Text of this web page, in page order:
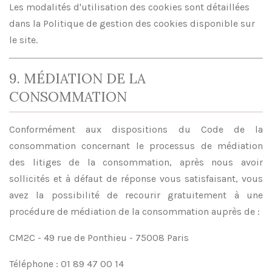
Les modalités d'utilisation des cookies sont détaillées
dans la Politique de gestion des cookies disponible sur
le site.
9. MÉDIATION DE LA
CONSOMMATION
Conformément aux dispositions du Code de la
consommation concernant le processus de médiation
des litiges de la consommation, après nous avoir
sollicités et à défaut de réponse vous satisfaisant, vous
avez la possibilité de recourir gratuitement à une
procédure de médiation de la consommation auprès de :
CM2C - 49 rue de Ponthieu - 75008 Paris
Téléphone : 01 89 47 00 14